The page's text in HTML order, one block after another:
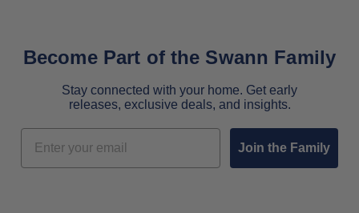
Become Part of the Swann Family
Stay connected with your home. Get early
releases, exclusive deals, and insights.
Email
Join the Family